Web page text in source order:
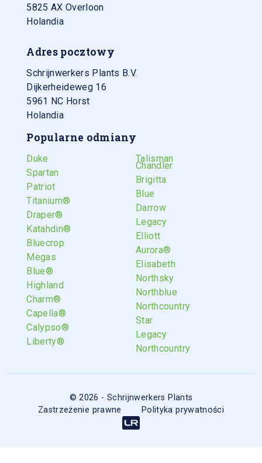
5825 AX Overloon
Holandia
Adres pocztowy
Schrijnwerkers Plants B.V.
Dijkerheideweg 16
5961 NC Horst
Holandia
Popularne odmiany
Duke
Spartan
Patriot
Titanium®
Draper®
Katahdin®
Bluecrop
Megas
Blue®
Highland
Charm®
Capella®
Calypso®
Liberty®
Talisman
Chandler
Brigitta
Blue
Darrow
Legacy
Elliott
Aurora®
Elisabeth
Northsky
Northblue
Northcountry
Star
Legacy
Northcountry
© 2026 - Schrijnwerkers Plants
Zastrzeżenie prawne
Polityka prywatności